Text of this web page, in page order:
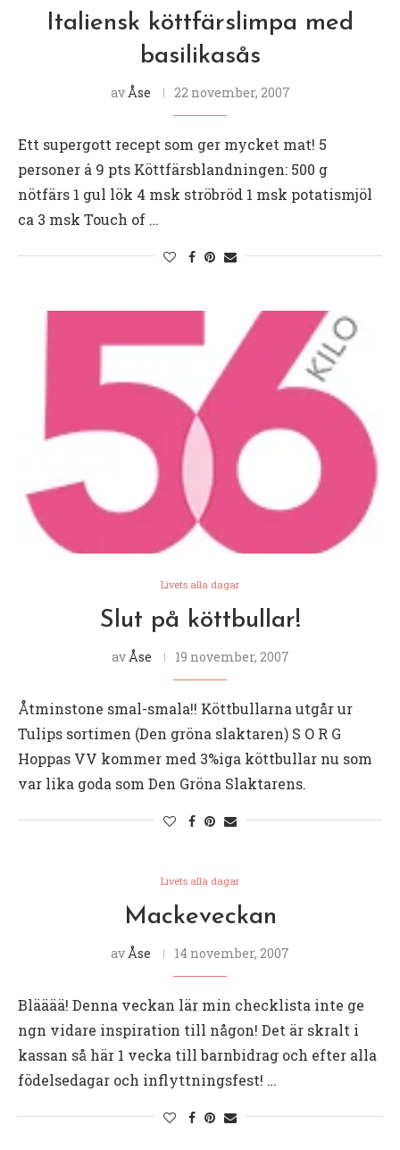
Italiensk köttfärslimpa med
basilikasås
av Åse 22 november, 2007
Ett supergott recept som ger mycket mat! 5
personer á 9 pts Köttfärsblandningen: 500 g
nötfärs 1 gul lök 4 msk ströbröd 1 msk potatismjöl
ca 3 msk Touch of …
Livets alla dagar
Slut på köttbullar!
av Åse 19 november, 2007
Åtminstone smal-smala!! Köttbullarna utgår ur
Tulips sortimen (Den gröna slaktaren) S O R G
Hoppas VV kommer med 3%iga köttbullar nu som
var lika goda som Den Gröna Slaktarens.
Livets alla dagar
Mackeveckan
av Åse 14 november, 2007
Blääää! Denna veckan lär min checklista inte ge
ngn vidare inspiration till någon! Det är skralt i
kassan så här 1 vecka till barnbidrag och efter alla
födelsedagar och inflyttningsfest! …